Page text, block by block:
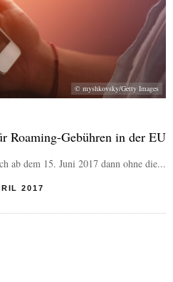
© myshkovsky/Getty Images
Roaming-Gebühren in der EU
ab dem 15. Juni 2017 dann ohne die...
2017